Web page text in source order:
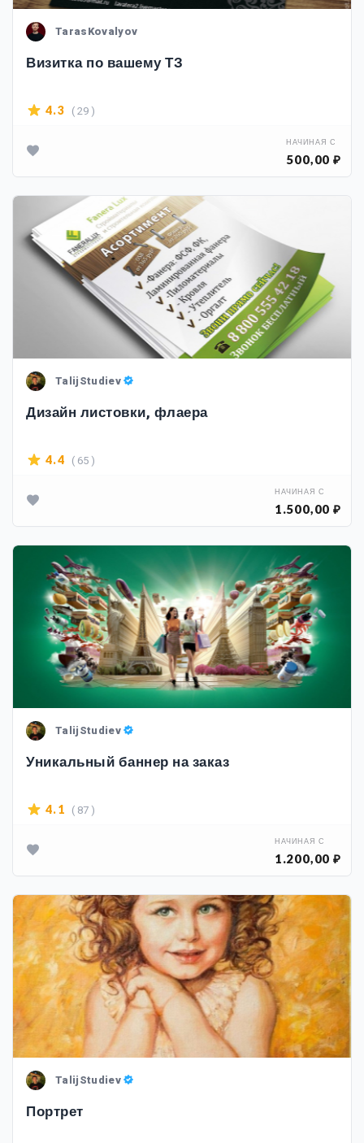
TarasKovalyov
Визитка по вашему ТЗ
4.3 ( 29 )
НАЧИНАЯ С
500,00 ₽
TalijStudiev
Дизайн листовки, флаера
4.4 ( 65 )
НАЧИНАЯ С
1.500,00 ₽
TalijStudiev
Уникальный баннер на заказ
4.1 ( 87 )
НАЧИНАЯ С
1.200,00 ₽
TalijStudiev
Портрет